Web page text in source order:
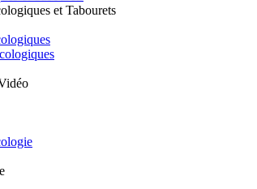
et Tabourets